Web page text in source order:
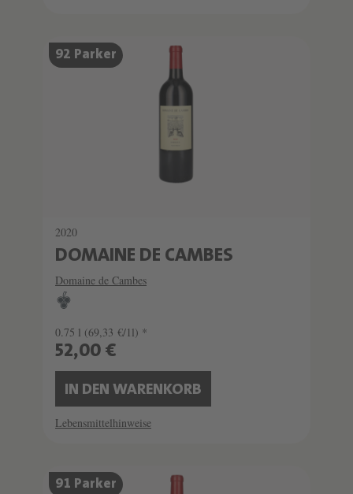
92 Parker
2020
DOMAINE DE CAMBES
Domaine de Cambes
0.75 l (69,33 €/1l) *
52,00 €
IN DEN WARENKORB
Lebensmittelhinweise
91 Parker